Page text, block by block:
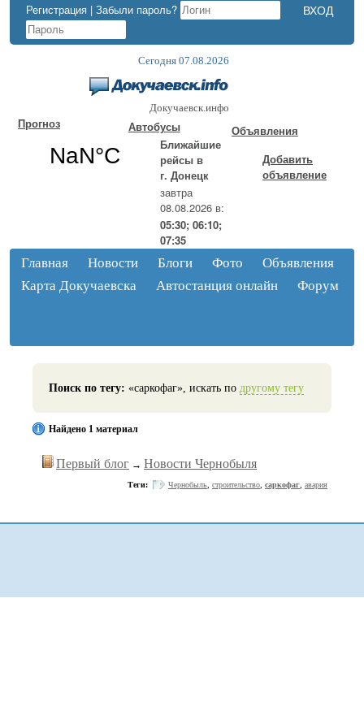
Регистрация | Забыли пароль?
Сегодня 07.08.2026
Докучаевск.инфо
Прогноз
Автобусы
Ближайшие
рейсы в
г. Донецк
завтра
08.08.2026 в:
05:30; 06:10;
07:35
Объявления
Добавить
объявление
Главная Новости Блоги Фото
Объявления
Карта Докучаевска
Автостанция онлайн Форум
Поиск по тегу: «саркофаг», искать по другому тегу
Найдено 1 материал
Первый блог → Новости Чернобыля
Теги: Чернобыль строительство саркофаг авария